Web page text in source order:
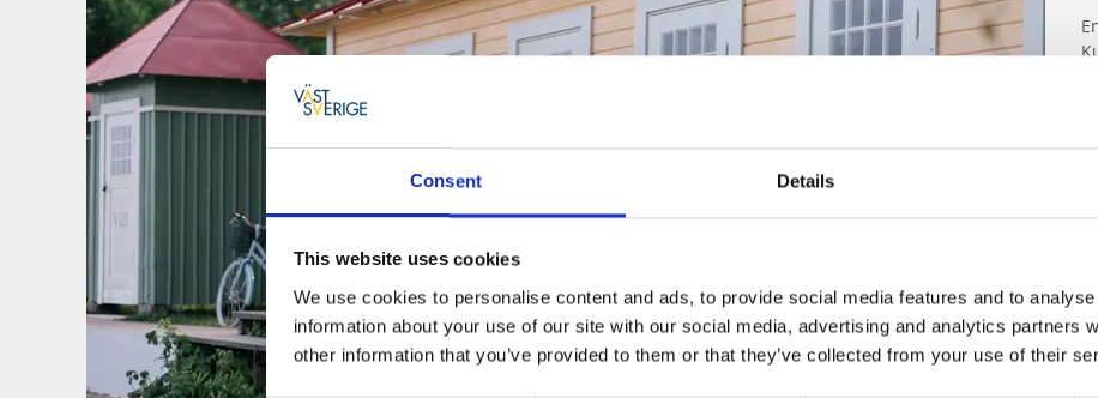
Consent Details
This website uses cookies
We use cookies to personalise content and ads, to provide social media features and to
information about your use of our site with our social media, advertising and analytics partners
other information that you’ve provided to them or that they’ve collected from your use of their